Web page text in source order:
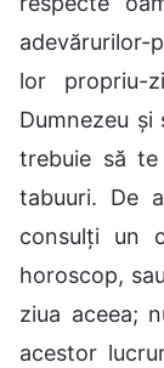
lor propriu-
Dumnezeu
trebuie să
tabuuri. De
consulți un
horoscop,
ziua aceea;
acestor